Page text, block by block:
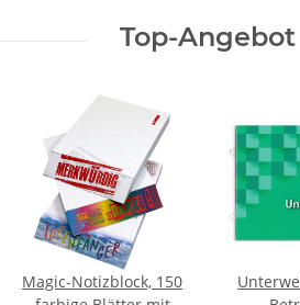
Top-Angebot
Magic-Notizblock, 150